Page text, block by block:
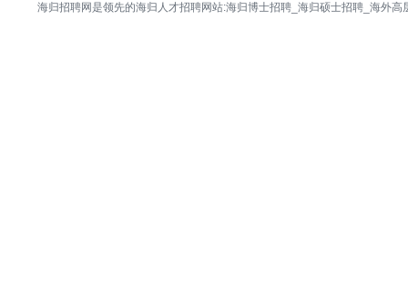
海归招聘网是领先的海归人才招聘网站:海归博士招聘_海归硕士招聘_海外高